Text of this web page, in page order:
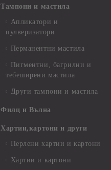
Тампони и мастила
Апликатори и
пулверизатори
Перманентни мастила
Пигментни, багрилни и
тебеширени мастила
Други тампони и мастила
Филц и Вълна
Хартии,картони и други
Перлени хартии и картони
Хартии и картони